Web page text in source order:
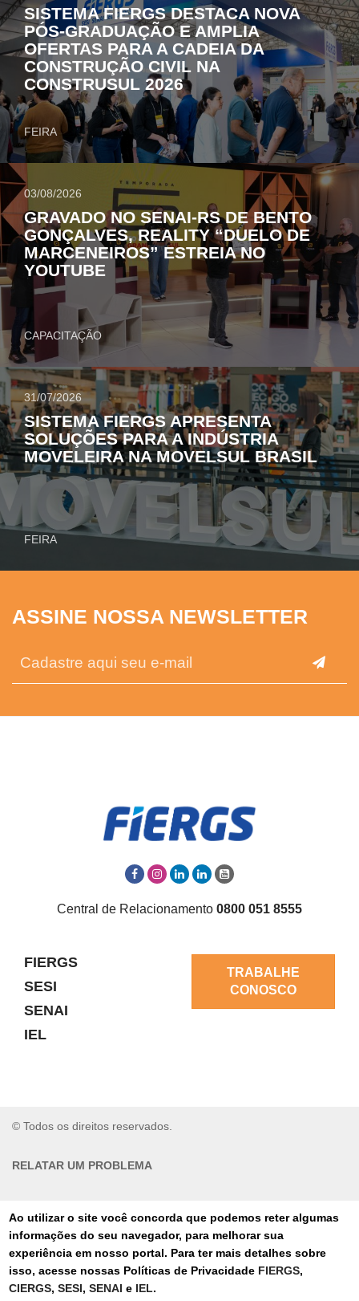
Ao utilizar o site você concorda que podemos reter algumas
informações do seu navegador, para melhorar sua
experiência em nosso portal. Para ter mais detalhes sobre
isso, acesse nossas Políticas de Privacidade FIERGS,
CIERGS,SESI,SENAIe IEL.
SISTEMA FIERGS DESTACA NOVA
PÓS-GRADUAÇÃO E AMPLIA
OFERTAS PARA A CADEIA DA
CONSTRUÇÃO CIVIL NA
CONSTRUSUL 2026
FEIRA
03/08/2026
GRAVADO NO SENAI-RS DE BENTO
GONÇALVES, REALITY “DUELO DE
MARCENEIROS” ESTREIA NO
YOUTUBE
CAPACITAÇÃO
31/07/2026
SISTEMA FIERGS APRESENTA
SOLUÇÕES PARA A INDÚSTRIA
MOVELEIRA NA MOVELSUL BRASIL
FEIRA
ASSINE NOSSA NEWSLETTER
Central de Relacionamento 0800 051 8555
FIERGS
SESI
SENAI
IEL
TRABALHE
CONOSCO
© Todos os direitos reservados.
RELATAR UM PROBLEMA
PORTAL DE COMPRAS
TERMOS DE USO